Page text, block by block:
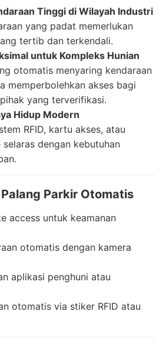
Tinggi di Wilayah Industri
yang padat memerlukan
tertib dan terkendali.
untuk Kompleks Hunian
otomatis menyaring kendaraan
memperbolehkan akses bagi
yang terverifikasi.
Hidup Modern
RFID, kartu akses, atau
dengan kebutuhan
Parkir Otomatis
access untuk keamanan
otomatis dengan kamera
aplikasi penghuni atau
otomatis via stiker RFID atau